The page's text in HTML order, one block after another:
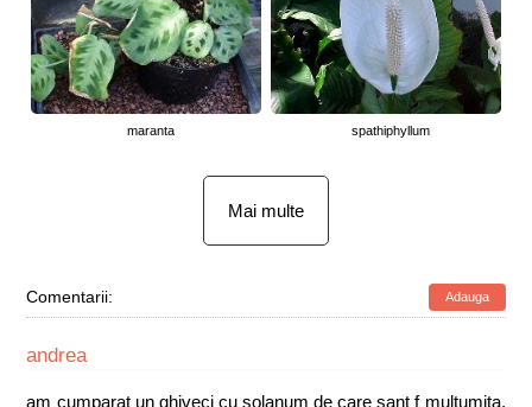
maranta spathiphyllum
Mai multe
Comentarii: Adauga
andrea
am cumparat un ghiveci cu solanum de care sant f multumita.